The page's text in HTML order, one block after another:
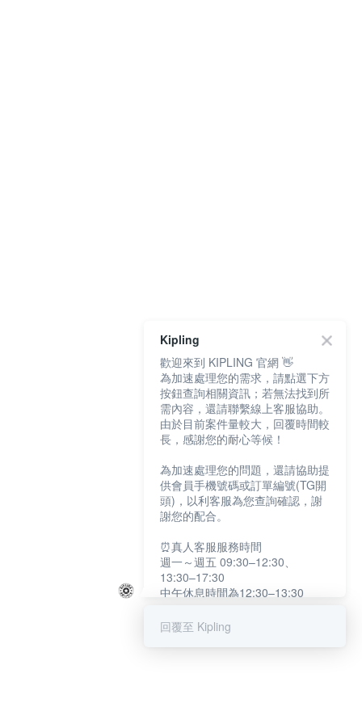
Kipling
歡迎來到 KIPLING 官網 👋
為加速處理您的需求，請點選下方
按鈕查詢相關資訊；若無法找到所
需內容，還請聯繫線上客服協助。
由於目前案件量較大，回覆時間較
長，感謝您的耐心等候！
為加速處理您的問題，還請協助提
供會員手機號碼或訂單編號(TG開
頭)，以利客服為您查詢確認，謝
謝您的配合。
⏰真人客服服務時間
週一～週五 09:30–12:30、
13:30–17:30
中午休息時間為12:30–13:30
提醒您：系統會自動已讀訊息，如
回覆至 Kipling